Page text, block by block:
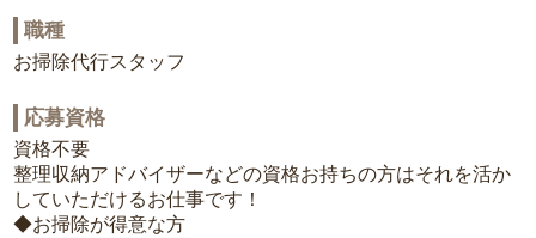
職種
お掃除代行スタッフ
応募資格
資格不要
整理収納アドバイザーなどの資格お持ちの方はそれを活か
していただけるお仕事です！
◆お掃除が得意な方